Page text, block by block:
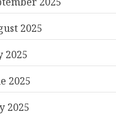
2025
2025
2025
2025